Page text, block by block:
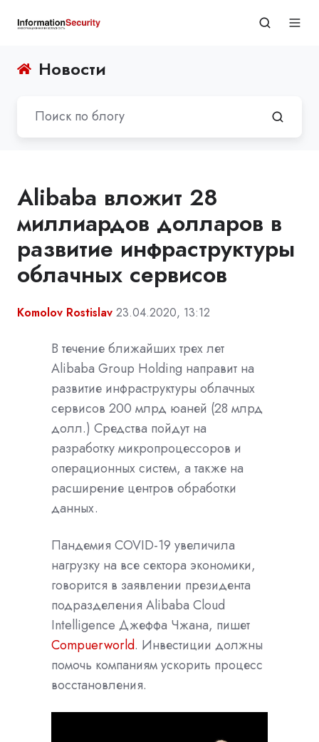
Новости
Alibaba вложит 28
миллиардов долларов в
развитие инфраструктуры
облачных сервисов
Komolov Rostislav 23.04.2020, 13:12
В течение ближайших трех лет
Alibaba Group Holding направит на
развитие инфраструктуры облачных
сервисов 200 млрд юаней (28 млрд
долл.) Средства пойдут на
разработку микропроцессоров и
операционных систем, а также на
расширение центров обработки
данных.
Пандемия COVID-19 увеличила
нагрузку на все сектора экономики,
говорится в заявлении президента
подразделения Alibaba Cloud
Intelligence Джеффа Чжана, пишет
Compuerworld. Инвестиции должны
помочь компаниям ускорить процесс
восстановления.